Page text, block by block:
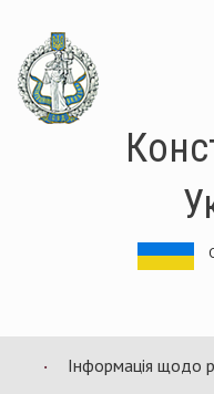
основного
матеріалу
Інформація щодо